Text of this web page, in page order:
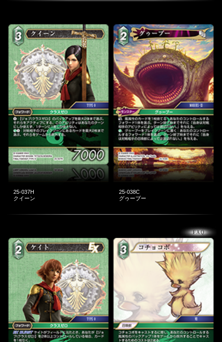
25-037H
クイーン
25-038C
グゥーブー